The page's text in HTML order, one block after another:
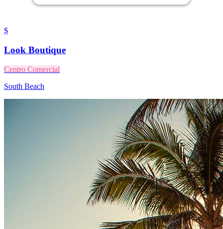
$
Look Boutique
Centro Comercial
South Beach